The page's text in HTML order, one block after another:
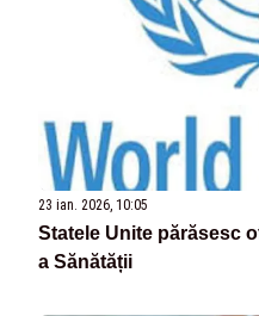
23 ian. 2026, 10:05
Statele Unite părăsesc
a Sănătății